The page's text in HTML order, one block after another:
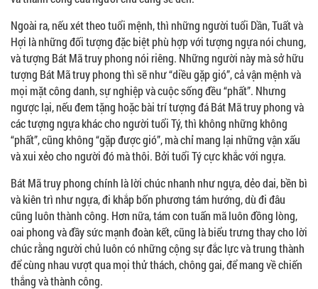
Ngoài ra, nếu xét theo tuổi mệnh, thì những người tuổi Dần, Tuất và
Hợi là những đối tượng đặc biệt phù hợp với tượng ngựa nói chung,
và tượng Bát Mã truy phong nói riêng. Những người này mà sở hữu
tượng Bát Mã truy phong thì sẽ như “diều gặp gió”, cả vận mệnh và
mọi mặt công danh, sự nghiệp và cuộc sống đều “phất”. Nhưng
ngược lại, nếu đem tặng hoặc bài trí tượng đá Bát Mã truy phong và
các tượng ngựa khác cho người tuổi Tý, thì không những không
“phất”, cũng không “gặp được gió”, mà chỉ mang lại những vận xấu
và xui xẻo cho người đó mà thôi. Bởi tuổi Tý cực khắc với ngựa.
Bát Mã truy phong chính là lời chúc nhanh như ngựa, dẻo dai, bền bì
và kiên trì như ngựa, đi khắp bốn phương tám hướng, dù đi đâu
cũng luôn thành công. Hơn nữa, tám con tuấn mã luôn đồng lòng,
oai phong và đầy sức mạnh đoàn kết, cũng là biểu trưng thay cho lời
chúc rằng người chủ luôn có những cộng sự đắc lực và trung thành
để cùng nhau vượt qua mọi thử thách, chông gai, để mang về chiến
thắng và thành công.